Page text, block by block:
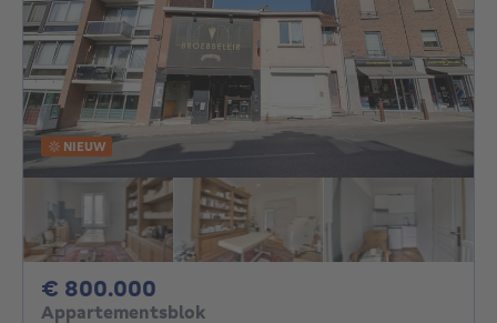
NIEUW
€ 800.000
Appartementsblok